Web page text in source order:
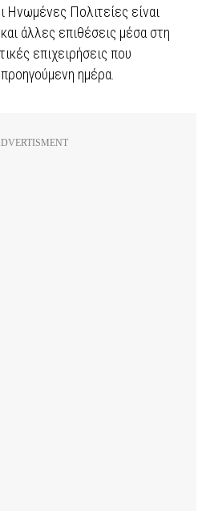
Ηνωμένες Πολιτείες είναι
άλλες επιθέσεις μέσα στη
επιχειρήσεις που
ημέρα.